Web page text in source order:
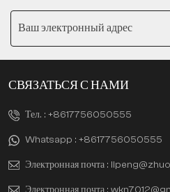
СВЯЗАТЬСЯ С НАМИ
Тел. : +8617756050555
Whatsapp : +8617756050555
Электронная почта :
Электронная почта :